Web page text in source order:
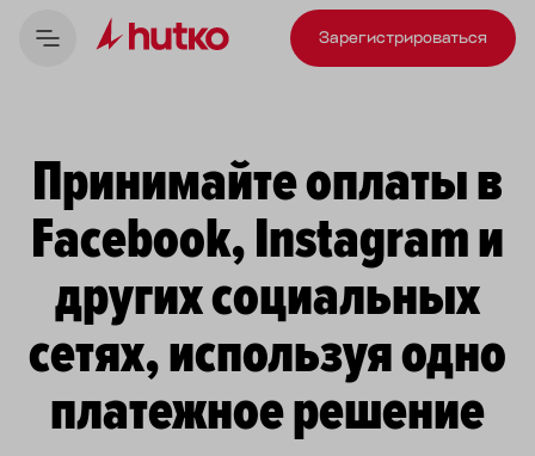
Зарегистрироваться
Принимайте оплаты в
Facebook, Instagram и
других социальных
сетях, используя одно
платежное решение